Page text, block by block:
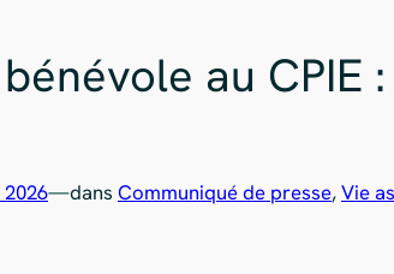
au CPIE
2026—dans Communiqué de presse, Vie